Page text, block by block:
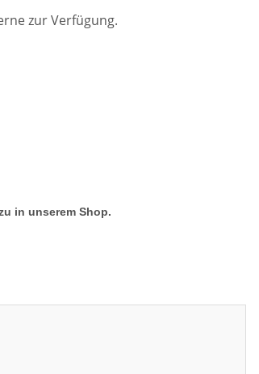
zur Verfügung.
in unserem Shop.